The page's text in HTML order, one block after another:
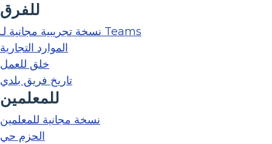
للفرق
نسخة تجريبية مجانية لـ Teams
الموارد التجارية
خلق للعمل
تاريخ فريق بلدي
للمعلمين
نسخة مجانية للمعلمين
الحزم حي